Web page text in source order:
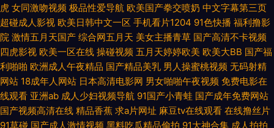
影院 九一在線觀看 ab片免费观看 久草资源站 97色综合1 日韩涩汇 韩国盗摄
视频 91红杏 欧洲久久网 成人黄色av影视 午夜少妇影院 九一成人网观看 97
网址www Av欧美日韩 婷婷五月天堂 久草手机在线观看 97人人妻人人操 日
韩精品福利网址 国产九一在线视频 综合色图亚洲 美女足交网站 狼友色五月
虎 女同激吻视频 极品性爱导航 欧美国产拳交喷奶 中文字幕第三页
超碰成人影视 欧美日韩中文一区 手机看片1204 91色快播 福利撸影
院 激情五月天国产 综合网五月天 美女主播青草 国产高清不卡视频
四虎影视 欧美一区在线 操碰视频 五月天婷婷欧美 欧美大BB 国产福
利啪啪 欧洲成人午夜精品 国产精品美乳 男人操蜜桃视频 无码射精
网站 18成年人网站 日本高清电影网 男女啪啪午夜视频 免费电影在
线观看 亚洲ab 成人少妇视频导航 91国产小青蛙 国产成年免费网站
国产视频高清在线 精品香蕉 求a片网址 麻豆tv在线观看 在线撸丝片
91草碰 国产成人激情视频 黑料吃瓜精品偷拍 91大神合集 成人拍拍